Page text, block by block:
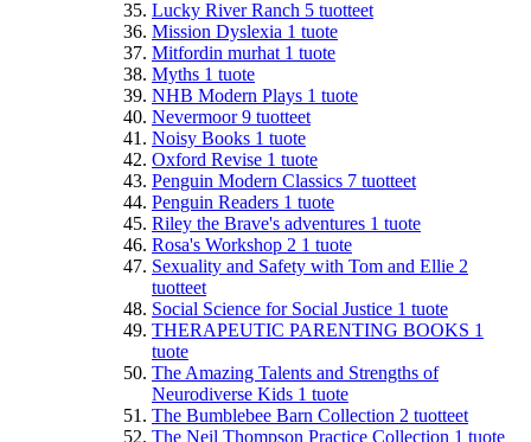
Lucky River Ranch 5 tuotteet
Mission Dyslexia 1 tuote
Mitfordin murhat 1 tuote
Myths 1 tuote
NHB Modern Plays 1 tuote
Nevermoor9 tuotteet
Noisy Books 1 tuote
Oxford Revise 1 tuote
Penguin Modern Classics 7 tuotteet
Penguin Readers 1 tuote
Riley the Brave's adventures 1 tuote
Rosa's Workshop 2 1 tuote
Sexuality and Safety with Tom and Ellie 2
tuotteet
Social Science for Social Justice 1 tuote
THERAPEUTIC PARENTING BOOKS 1
tuote
The Amazing Talents and Strengths of
Neurodiverse Kids 1 tuote
The Bumblebee Barn Collection 2 tuotteet
The Neil Thompson Practice Collection 1 tuote